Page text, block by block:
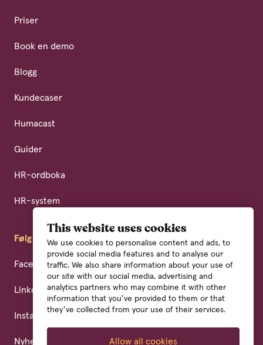
This website uses cookies
We use cookies to personalise content and ads, to
provide social media features and to analyse our
traffic. We also share information about your use of
our site with our social media, advertising and
analytics partners who may combine it with other
information that you’ve provided to them or that
they’ve collected from your use of their services.
Allow all cookies
Priser
Book en demo
Blogg
Kundecaser
Humacast
Guider
HR-ordboka
HR-system
Følg oss
Facebook
LinkedIn
Instagram
Nyhetsbrev